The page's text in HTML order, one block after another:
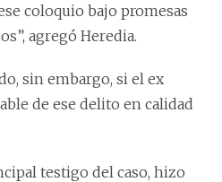
coloquio bajo promesas
agregó Heredia.
sin embargo, si el ex
de ese delito en calidad
testigo del caso, hizo